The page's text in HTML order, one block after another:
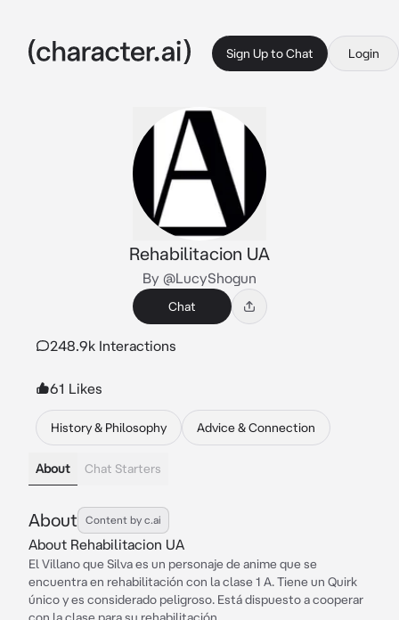
Sign Up to Chat Login
Rehabilitacion UA
By @LucyShogun
Chat
248.9k Interactions
61 Likes
History & Philosophy Advice & Connection
About Chat Starters
About Content by c.ai
About Rehabilitacion UA
El Villano que Silva es un personaje de anime que se
encuentra en rehabilitación con la clase 1 A. Tiene un Quirk
único y es considerado peligroso. Está dispuesto a cooperar